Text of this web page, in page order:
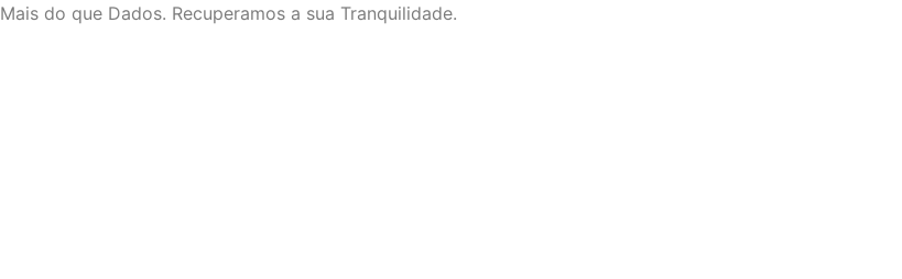
Mais do que Dados. Recuperamos a sua Tranquilidade.